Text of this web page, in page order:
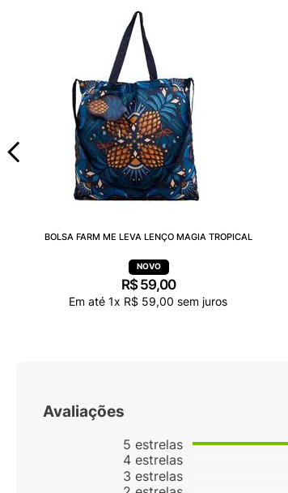
BOLSA FARM ME LEVA LENÇO MAGIA TROPICAL
R$ 59,00
Em até 1x R$ 59,00 sem juros
Avaliações
5 estrelas
4estrelas
3 estrelas